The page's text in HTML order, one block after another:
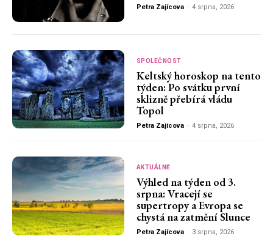
Petra Zajícova - 4 srpna, 2026
SPOLEČNOST
Keltský horoskop na tento
týden: Po svátku první
sklizně přebírá vládu
Topol
Petra Zajícova - 4 srpna, 2026
AKTUÁLNĚ
Výhled na týden od 3.
srpna: Vracejí se
supertropy a Evropa se
chystá na zatmění Slunce
Petra Zajícova - 3 srpna, 2026